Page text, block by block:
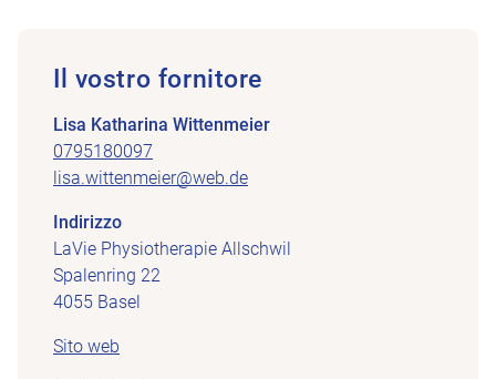
Il vostro fornitore
Lisa Katharina Wittenmeier
0795180097
lisa.wittenmeier@web.de
Indirizzo
LaVie Physiotherapie Allschwil
Spalenring 22
4055 Basel
Sito web